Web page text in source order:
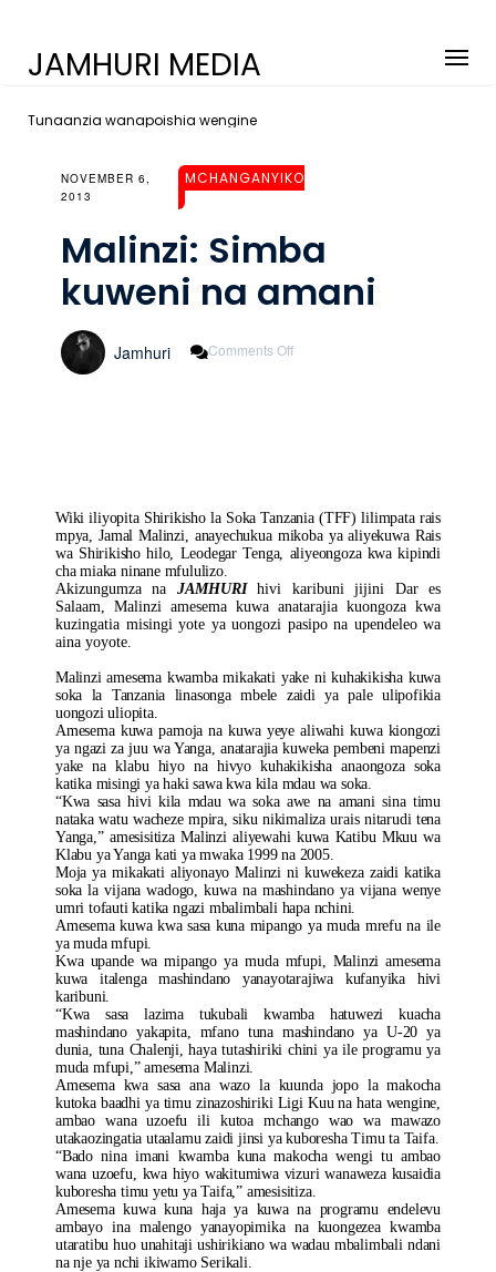
JAMHURI MEDIA
Tunaanzia wanapoishia wengine
NOVEMBER 6,
2013
MCHANGANYIKO
Malinzi: Simba
kuweni na amani
Jamhuri Comments Off
Wiki iliyopita Shirikisho la Soka Tanzania (TFF) lilimpata rais
mpya, Jamal Malinzi, anayechukua mikoba ya aliyekuwa Rais
wa Shirikisho hilo, Leodegar Tenga, aliyeongoza kwa kipindi
cha miaka ninane mfululizo.
Akizungumza na JAMHURIhivi karibuni jijini Dar es
Salaam, Malinzi amesema kuwa anatarajia kuongoza kwa
kuzingatia misingi yote ya uongozi pasipo na upendeleo wa
aina yoyote.
Malinzi amesema kwamba mikakati yake ni kuhakikisha kuwa
soka la Tanzania linasonga mbele zaidi ya pale ulipofikia
uongozi uliopita.
Amesema kuwa pamoja na kuwa yeye aliwahi kuwa kiongozi
ya ngazi za juu wa Yanga, anatarajia kuweka pembeni mapenzi
yake na klabu hiyo na hivyo kuhakikisha anaongoza soka
katika misingi ya haki sawa kwa kila mdau wa soka.
“Kwa sasa hivi kila mdau wa soka awe na amani sina timu
nataka watu wacheze mpira, siku nikimaliza urais nitarudi tena
Yanga,” amesisitiza Malinzi aliyewahi kuwa Katibu Mkuu wa
Klabu ya Yanga kati ya mwaka 1999 na 2005.
Moja ya mikakati aliyonayo Malinzi ni kuwekeza zaidi katika
soka la vijana wadogo, kuwa na mashindano ya vijana wenye
umri tofauti katika ngazi mbalimbali hapa nchini.
Amesema kuwa kwa sasa kuna mipango ya muda mrefu na ile
ya muda mfupi.
Kwa upande wa mipango ya muda mfupi, Malinzi amesema
kuwa italenga mashindano yanayotarajiwa kufanyika hivi
karibuni.
“Kwa sasa lazima tukubali kwamba hatuwezi kuacha
mashindano yakapita, mfano tuna mashindano ya U-20 ya
dunia, tuna Chalenji, haya tutashiriki chini ya ile programu ya
muda mfupi,” amesema Malinzi.
Amesema kwa sasa ana wazo la kuunda jopo la makocha
kutoka baadhi ya timu zinazoshiriki Ligi Kuu na hata wengine,
ambao wana uzoefu ili kutoa mchango wao wa mawazo
utakaozingatia utaalamu zaidi jinsi ya kuboresha Timu ta Taifa.
“Bado nina imani kwamba kuna makocha wengi tu ambao
wana uzoefu, kwa hiyo wakitumiwa vizuri wanaweza kusaidia
kuboresha timu yetu ya Taifa,” amesisitiza.
Amesema kuwa kuna haja ya kuwa na programu endelevu
ambayo ina malengo yanayopimika na kuongezea kwamba
utaratibu huo unahitaji ushirikiano wa wadau mbalimbali ndani
na nje ya nchi ikiwamo Serikali.